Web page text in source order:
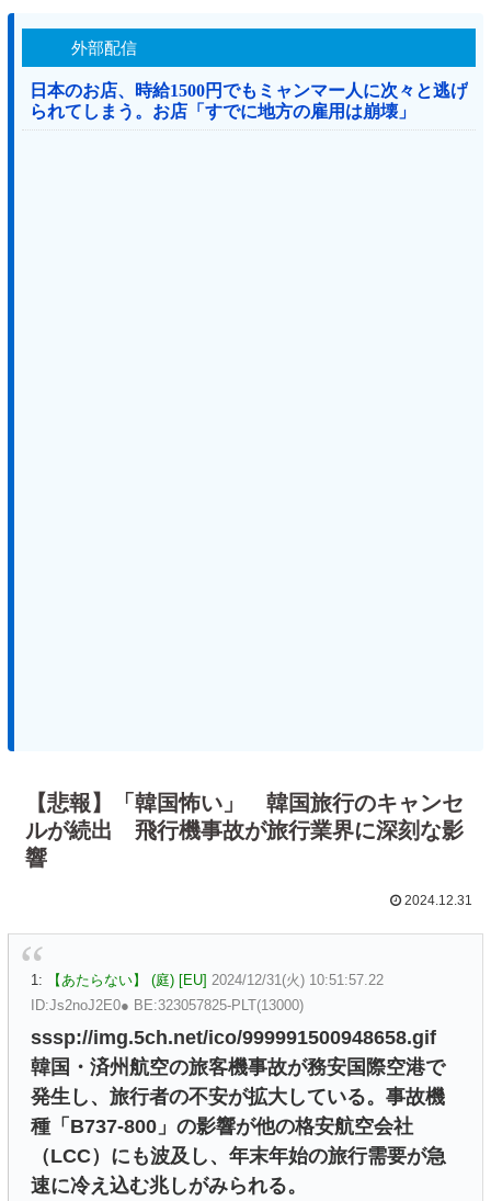
外部配信
日本のお店、時給1500円でもミャンマー人に次々と逃げ
られてしまう。お店「すでに地方の雇用は崩壊」
【悲報】「韓国怖い」 韓国旅行のキャンセ
ルが続出 飛行機事故が旅行業界に深刻な影
響
2024.12.31
1: 【あたらない】 (庭) [EU] 2024/12/31(火) 10:51:57.22
ID:Js2noJ2E0● BE:323057825-PLT(13000)
sssp://img.5ch.net/ico/999991500948658.gif
韓国・済州航空の旅客機事故が務安国際空港で
発生し、旅行者の不安が拡大している。事故機
種「B737-800」の影響が他の格安航空会社
（LCC）にも波及し、年末年始の旅行需要が急
速に冷え込む兆しがみられる。